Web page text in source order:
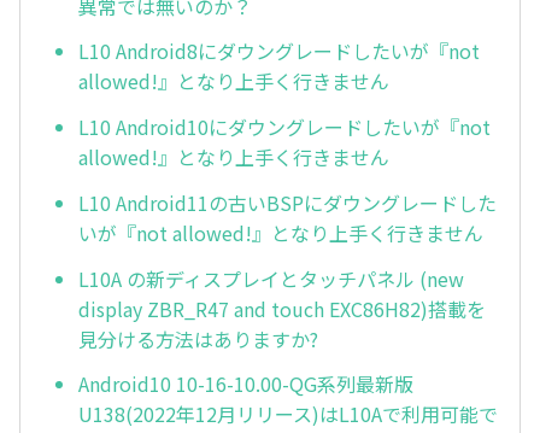
L10 Android8にダウングレードしたいが『not
allowed!』となり上手く行きません
L10 Android10にダウングレードしたいが『not
allowed!』となり上手く行きません
L10 Android11の古いBSPにダウングレードした
いが『not allowed!』となり上手く行きません
L10A の新ディスプレイとタッチパネル (new
display ZBR_R47 and touch EXC86H82)搭載を
見分ける方法はありますか?
Android10 10-16-10.00-QG系列最新版
U138(2022年12月リリース)はL10Aで利用可能で